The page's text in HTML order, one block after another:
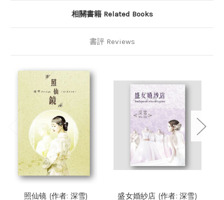
相關書籍 Related Books
書評 Reviews
照仙镜 (作者: 深雪) 盛女婚紗店 (作者: 深雪)